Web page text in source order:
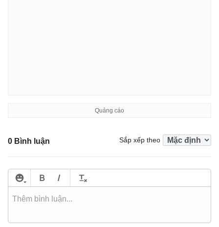
0 Bình luận Sắp xếp theo